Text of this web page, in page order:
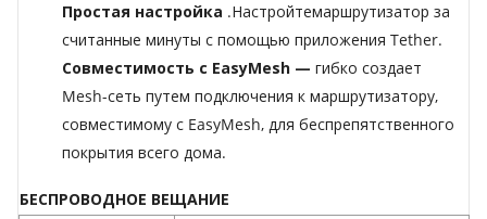
Простая настройка .Настройтемаршрутизатор за
считанные минуты с помощью приложения Tether.
Совместимость с EasyMesh — гибко создает
Mesh-сеть путем подключения к маршрутизатору,
совместимому с EasyMesh, для беспрепятственного
покрытия всего дома.
БЕСПРОВОДНОЕ ВЕЩАНИЕ